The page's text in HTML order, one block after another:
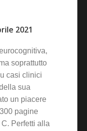
2021
soprattutto
casi clinici
sua
un piacere
pagine
C. Perfetti alla